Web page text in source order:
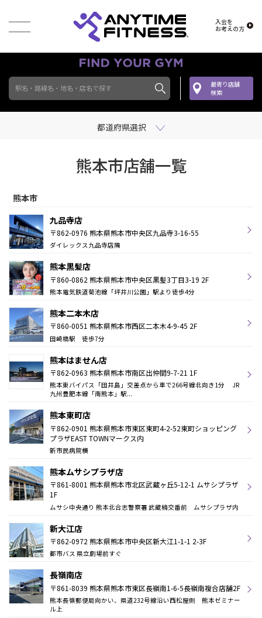
入会を
お考えの方
駅名・路線名・地名・店名で探す
最寄り店舗
検索
都道府県選択
熊本市店舗一覧
熊本市
九品寺店
〒862-0976 熊本県熊本市中央区九品寺3-16-55
ダイレックス九品寺店隣
熊本黒髪店
〒860-0862 熊本県熊本市中央区黒髪3丁目3-19 2F
熊本電気鉄道菊池線「坪井川公園」駅より徒歩4分
熊本二本木店
〒860-0051 熊本県熊本市西区二本木4-9-45 2F
田崎橋駅 徒歩7分
熊本はません店
〒862-0963 熊本県熊本市南区出仲間9-7-21 1F
熊本東バイパス「田井島」交差点から車で266号線北向き1分 JR
九州豊肥本線「南熊本」駅...
熊本東町店
〒862-0901 熊本県熊本市東区東町4-2-52東町ショッピング
プラザEAST TOWNマークス内
新市民病院横
熊本ムサシプラザ店
〒861-8001 熊本県熊本市北区武蔵ヶ丘5-12-1 ムサシプラザ
1F
ムサシ中央通り 熊本北合志警察署 武蔵楠交番前 ムサシプラザ内
新大江店
〒862-0972 熊本県熊本市中央区新大江1-1-1 2-3F
都市バス 県立劇場前すぐ
長嶺南店
〒861-8039 熊本県熊本市東区長嶺南1-6-5長嶺南複合店舗2F
熊本長嶺郵便局向かい、県道232号線沿い西松屋側 熊本ゼミナー
ル上